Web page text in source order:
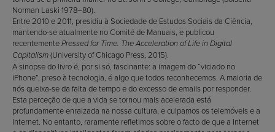
Norman Laski 1978–80).
Entre 2010 e 2011, presidiu à Sociedade de Estudos Sociais da Ciência,
mantendo-se atualmente no Comité de Manuais, e publicou
recentementePressed for Time. The Acceleration of Life in Digital
Capitalism(University of Chicago Press, 2015).
A sinopse do livro é, por si só, fascinante: a imagem do “viciado no
iPhone”, preso à tecnologia, é algo que todos reconhecemos. A maioria de
nós queixa-se da falta de tempo e do excesso de emails por responder.
Esta perceção de que a vida se tornou mais acelerada está
profundamente enraizada na nossa cultura, e culpamos os telemóveis e a
Internet. No entanto, raramente refletimos sobre o facto de que a Internet